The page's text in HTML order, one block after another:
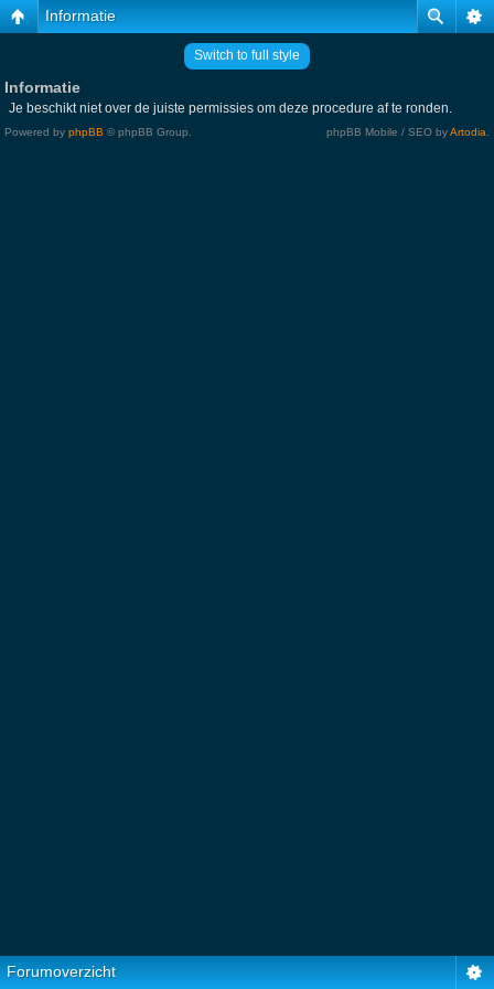
Informatie
Switch to full style
Informatie
Je beschikt niet over de juiste permissies om deze procedure af te ronden.
Powered by phpBB © phpBB Group. phpBB Mobile / SEO byArtodia
Forumoverzicht